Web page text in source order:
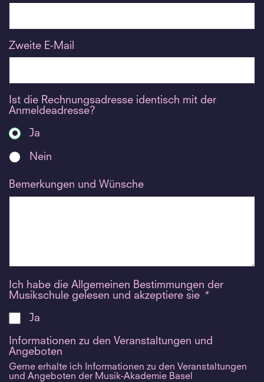
Zweite E-Mail
Ist die Rechnungsadresse identisch mit der
Anmeldeadresse?
Ja
Nein
Bemerkungen und Wünsche
Ich habe die Allgemeinen Bestimmungen der
Musikschule gelesen und akzeptiere sie *
Ja
Informationen zu den Veranstaltungen und
Angeboten
Gerne erhalte ich Informationen zu den Veranstaltungen
und Angeboten der Musik-Akademie Basel